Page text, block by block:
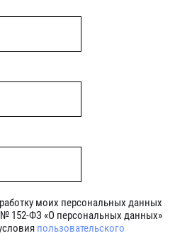
моих персональных данных
152-ФЗ «О персональных данных»
пользовательского